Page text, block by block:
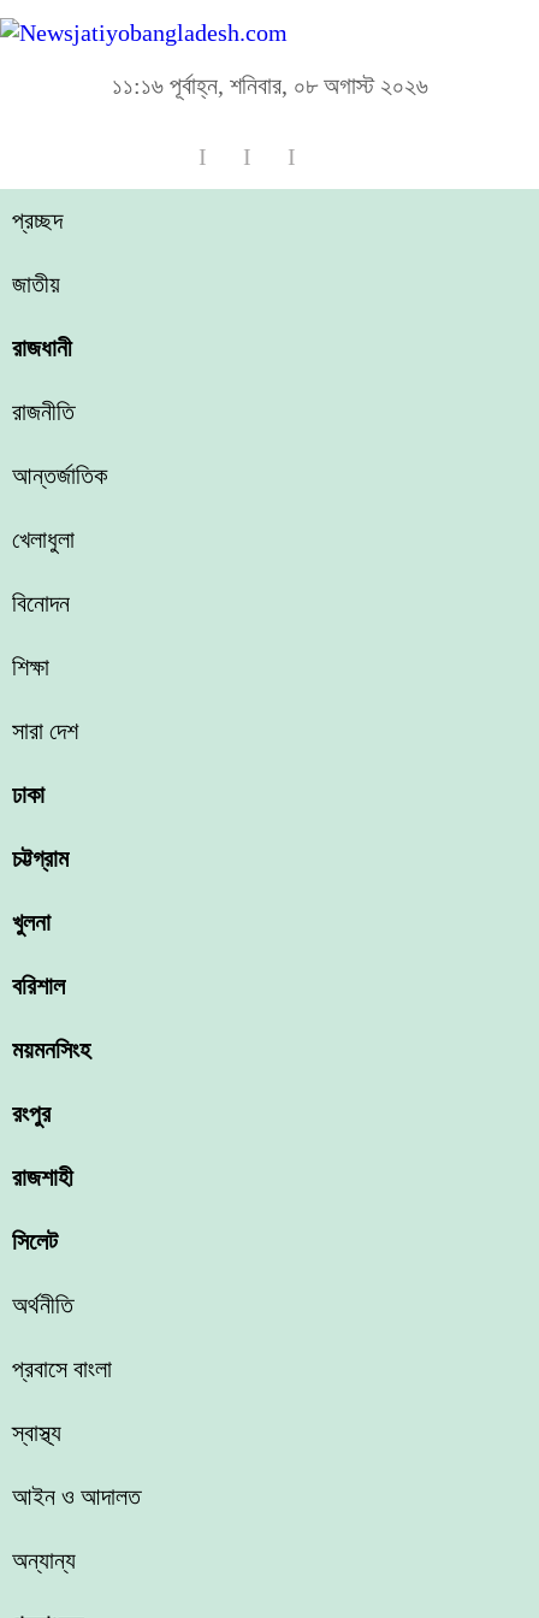
১১:১৬ পূর্বাহ্ন, শনিবার, ০৮ অগাস্ট ২০২৬
প্রচ্ছদ
জাতীয়
রাজধানী
রাজনীতি
আন্তর্জাতিক
খেলাধুলা
বিনোদন
শিক্ষা
সারা দেশ
ঢাকা
চট্টগ্রাম
খুলনা
বরিশাল
ময়মনসিংহ
রংপুর
রাজশাহী
সিলেট
অর্থনীতি
প্রবাসে বাংলা
স্বাস্থ্য
আইন ও আদালত
অন্যান্য